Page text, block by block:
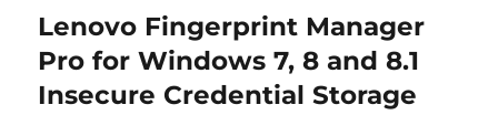
Nächster
Beitrag:
Lenovo Fingerprint Manager
Pro for Windows 7, 8 and 8.1
Insecure Credential Storage